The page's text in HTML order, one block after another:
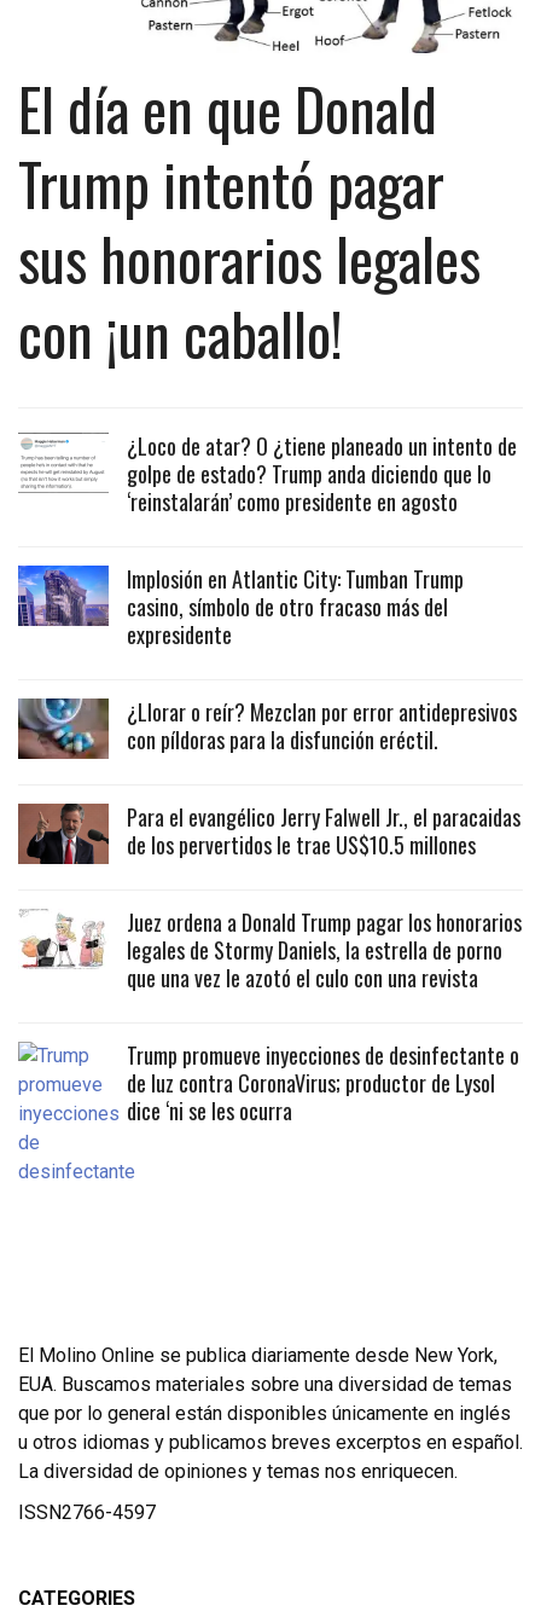
El día en que Donald
Trump intentó pagar
sus honorarios legales
con ¡un caballo!
¿Loco de atar? O ¿tiene planeado un intento de
golpe de estado? Trump anda diciendo que lo
‘reinstalarán’ como presidente en agosto
Implosión en Atlantic City: Tumban Trump
casino, símbolo de otro fracaso más del
expresidente
¿Llorar o reír? Mezclan por error antidepresivos
con píldoras para la disfunción eréctil.
Para el evangélico Jerry Falwell Jr., el paracaidas
de los pervertidos le trae US$10.5 millones
Juez ordena a Donald Trump pagar los honorarios
legales de Stormy Daniels, la estrella de porno
que una vez le azotó el culo con una revista
Trump promueve inyecciones de desinfectante o
de luz contra CoronaVirus; productor de Lysol
dice ‘ni se les ocurra
El Molino Online se publica diariamente desde New York,
EUA. Buscamos materiales sobre una diversidad de temas
que por lo general están disponibles únicamente en inglés
u otros idiomas y publicamos breves excerptos en español.
La diversidad de opiniones y temas nos enriquecen.
ISSN2766-4597
CATEGORIES